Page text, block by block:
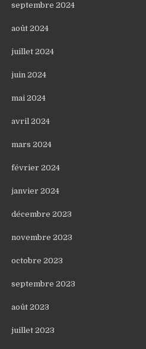
septembre 2024
août 2024
juillet 2024
juin 2024
mai 2024
avril 2024
mars 2024
février 2024
janvier 2024
décembre 2023
novembre 2023
octobre 2023
septembre 2023
août 2023
juillet 2023